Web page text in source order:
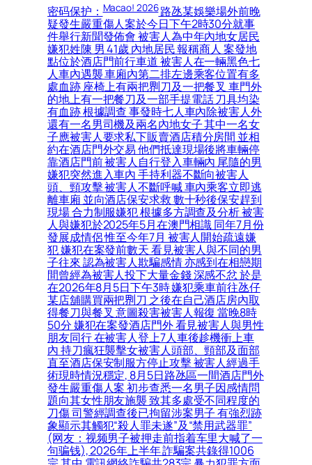
密码保护：Macao! 2026路氹某娛樂場外前晚
疑發生嚴重傷人案於今日下午2時30分就事
件舉行新聞發佈會 被害人為中年內地女居民
嫌犯姓陳 男 41歲 內地居民 報稱商人 案發地
點位於酒店門前行車道 被害人在一輛黑色七
人車內遇襲 車廂內第二排左邊乘客位置有多
處血跡 座椅上有兩把𠝹刀及一把餐叉 車門外
的地上有一把餐刀及一部手提電話 刀具均染
有血跡 根據調查 事發時七人車內除被害人外
還有一名男司機及兩名內地女子 其中一名女
子應被害人要求私下販賣酒店積分房間 並相
約在酒店門外交易 他們抵達現場後將車輛停
靠酒店門前 被害人自行登入車輛內 尾隨的男
嫌犯突然進入車內 手持利器不斷向被害人
頭、頸攻擊 被害人不斷呼喊 車內乘客立即逃
離車廂 並向酒店保安求救 數十秒後保安趕到
現場 合力制服嫌犯 根據多方調查及分析 被害
人與嫌犯於2025年5月在澳門相識 同年7月份
發展成情侶 惟至今年7月 被害人開始疏遠嫌
犯 嫌犯在案發前數天 看見被害人與不同的男
子往來 認為被害人欺騙感情 亦感到在相戀期
間曾經為被害人投下大量金錢 深感不忿 於是
在2026年8月5日下午3時 嫌犯乘車前往氹仔
某店舖購買兩把𠝹刀 之後在自己酒店房內取
得餐刀與餐叉 意圖殺害被害人報復 當晚8時
50分 嫌犯在案發酒店門外 看見被害人與男性
朋友同行 在被害人登上7人車後趁機衝上車
內 持刀瘋狂襲擊女被害人頭部、頸部及面部
直至酒店保安制服方停止攻擊 被害人經過手
術現時情況穩定, 8月5日路氹區一間酒店門外
發生嚴重傷人案 初步查悉一名男子因感情問
題向其女性朋友施襲 致其多處受不同程度的
刀傷 司警經調查後已拘留涉案男子 有強烈跡
象顯示其觸犯“殺人罪未遂”及“禁用武器罪”
(网友：视频男子被押走前指着车里大喊了一
句骗钱), 2026年上半年 詐騙案共錄得1006